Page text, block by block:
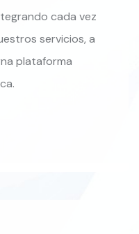
cada vez
servicios, a
plataforma